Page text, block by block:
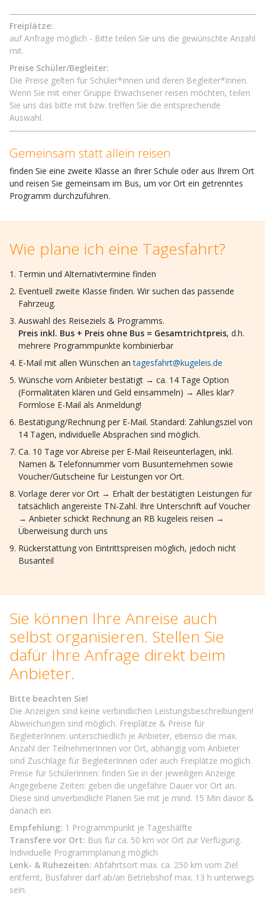
Freiplätze:
auf Anfrage möglich - Bitte teilen Sie uns die gewünschte Anzahl
mit.
Preise Schüler/Begleiter:
Die Preise gelten für Schüler*innen und deren Begleiter*innen.
Wenn Sie mit einer Gruppe Erwachsener reisen möchten, teilen
Sie uns das bitte mit bzw. treffen Sie die entsprechende
Auswahl.
Gemeinsam statt allein reisen
finden Sie eine zweite Klasse an Ihrer Schule oder aus Ihrem Ort
und reisen Sie gemeinsam im Bus, um vor Ort ein getrenntes
Programm durchzuführen.
Wie plane ich eine Tagesfahrt?
Termin und Alternativtermine finden
Eventuell zweite Klasse finden. Wir suchen das passende
Fahrzeug.
Auswahl des Reiseziels & Programms.
Preis inkl. Bus + Preis ohne Bus = Gesamtrichtpreis, d.h.
mehrere Programmpunkte kombinierbar
E-Mail mit allen Wünschen antagesfahrt@kugeleis.de
Wünsche vom Anbieter bestätigt → ca. 14 Tage Option
(Formalitäten klären und Geld einsammeln) → Alles klar?
Formlose E-Mail als Anmeldung!
Bestätigung/Rechnung per E-Mail. Standard: Zahlungsziel von
14 Tagen, individuelle Absprachen sind möglich.
Ca. 10 Tage vor Abreise per E-Mail Reiseunterlagen, inkl.
Namen & Telefonnummer vom Busunternehmen sowie
Voucher/Gutscheine für Leistungen vor Ort.
Vorlage derer vor Ort → Erhalt der bestätigten Leistungen für
tatsächlich angereiste TN-Zahl. Ihre Unterschrift auf Voucher
→ Anbieter schickt Rechnung an RB kugeleis reisen →
Überweisung durch uns
Rückerstattung von Eintrittspreisen möglich, jedoch nicht
Busanteil
Sie können Ihre Anreise auch
selbst organisieren. Stellen Sie
dafür Ihre Anfrage direkt beim
Anbieter.
Bitte beachten Sie!
Die Anzeigen sind keine verbindlichen Leistungsbeschreibungen!
Abweichungen sind möglich. Freiplätze & Preise für
BegleiterInnen: unterschiedlich je Anbieter, ebenso die max.
Anzahl der TeilnehmerInnen vor Ort, abhängig vom Anbieter
sind Zuschläge für BegleiterInnen oder auch Freiplätze möglich.
Preise für SchülerInnen: finden Sie in der jeweiligen Anzeige
Angegebene Zeiten: geben die ungefähre Dauer vor Ort an.
Diese sind unverbindlich! Planen Sie mit je mind. 15 Min davor &
danach ein.
Empfehlung: 1 Programmpunkt je Tageshälfte
Transfere vor Ort: Bus für ca. 50 km vor Ort zur Verfügung.
Individuelle Programmplanung möglich
Lenk- & Ruhezeiten: Abfahrtsort max. ca. 250 km vom Ziel
entfernt, Busfahrer darf ab/an Betriebshof max. 13 h unterwegs
sein.